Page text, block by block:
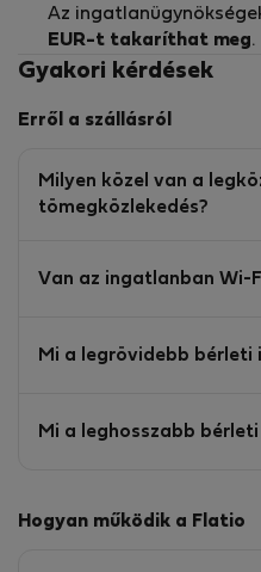
Az
EUR-t takaríthat meg.
Gyakori kérdések
Erről a szállásról
Milyen közel van a
tömegközlekedés?
Van az ingatlanban Wi-
Mi a legrövidebb bérleti
Mi a leghosszabb
Hogyan működik a Flatio